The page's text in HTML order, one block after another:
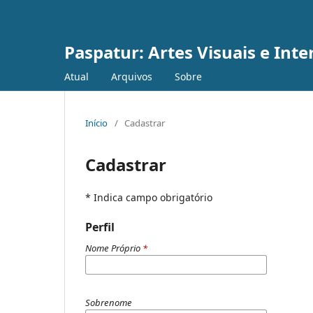
Paspatur: Artes Visuais e
Atual Arquivos Sobre
Início / Cadastrar
Cadastrar
* Indica campo obrigatório
Perfil
Nome Próprio *
Sobrenome